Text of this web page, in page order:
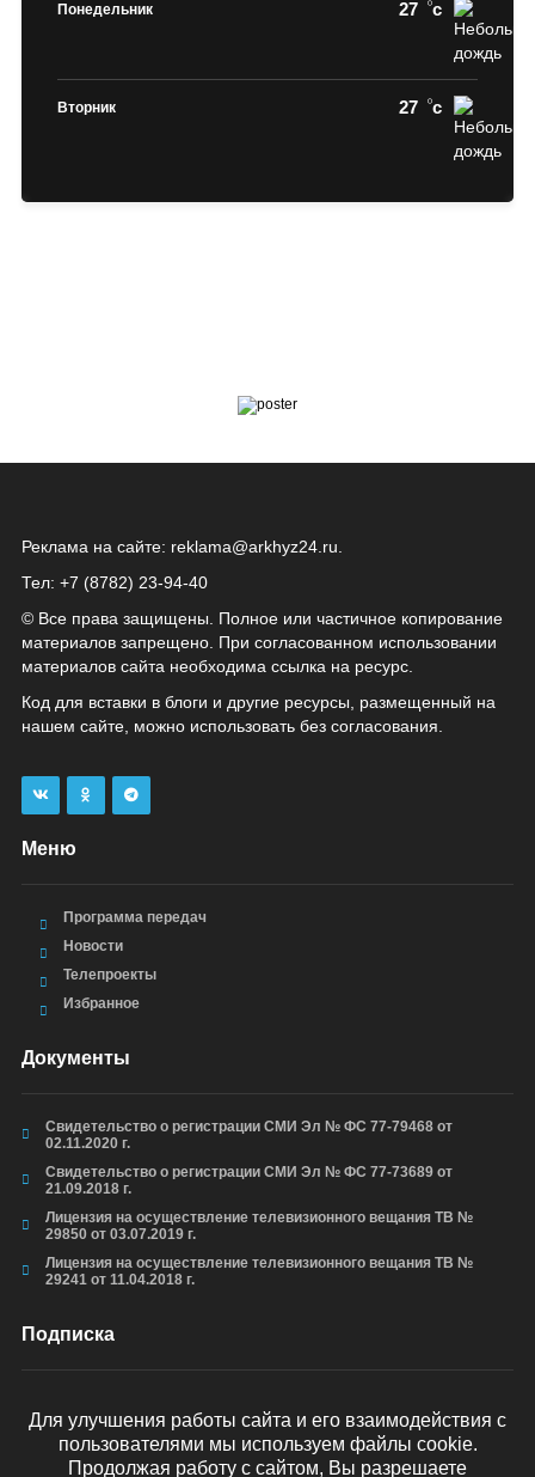
Понедельник 27 c
Вторник 27 c
Реклама на сайте: reklama@arkhyz24.ru
Тел: +7 (8782) 23‑94‑40
© Все права защищены. Полное или частичное копирование
материалов запрещено. При согласованном использовании
материалов сайта необходима ссылка на ресурс.
Код для вставки в блоги и другие ресурсы, размещенный на
нашем сайте, можно использовать без согласования.
Меню
Программа передач
Новости
Телепроекты
Избранное
Документы
Свидетельство о регистрации СМИ Эл № ФС 77-79468 от
02.11.2020 г.
Свидетельство о регистрации СМИ Эл № ФС 77-73689 от
21.09.2018 г.
Лицензия на осуществление телевизионного вещания ТВ №
29850 от 03.07.2019 г.
Лицензия на осуществление телевизионного вещания ТВ №
29241 от 11.04.2018 г.
Подписка
ОТПРАВИТЬ
Для улучшения работы сайта и его взаимодействия с
пользователями мы используем файлы cookie.
Продолжая работу с сайтом, Вы разрешаете